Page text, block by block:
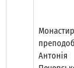
Монастир
Антонія